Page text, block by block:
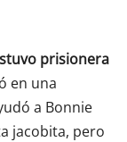
prisionera
en una
a Bonnie
jacobita, pero